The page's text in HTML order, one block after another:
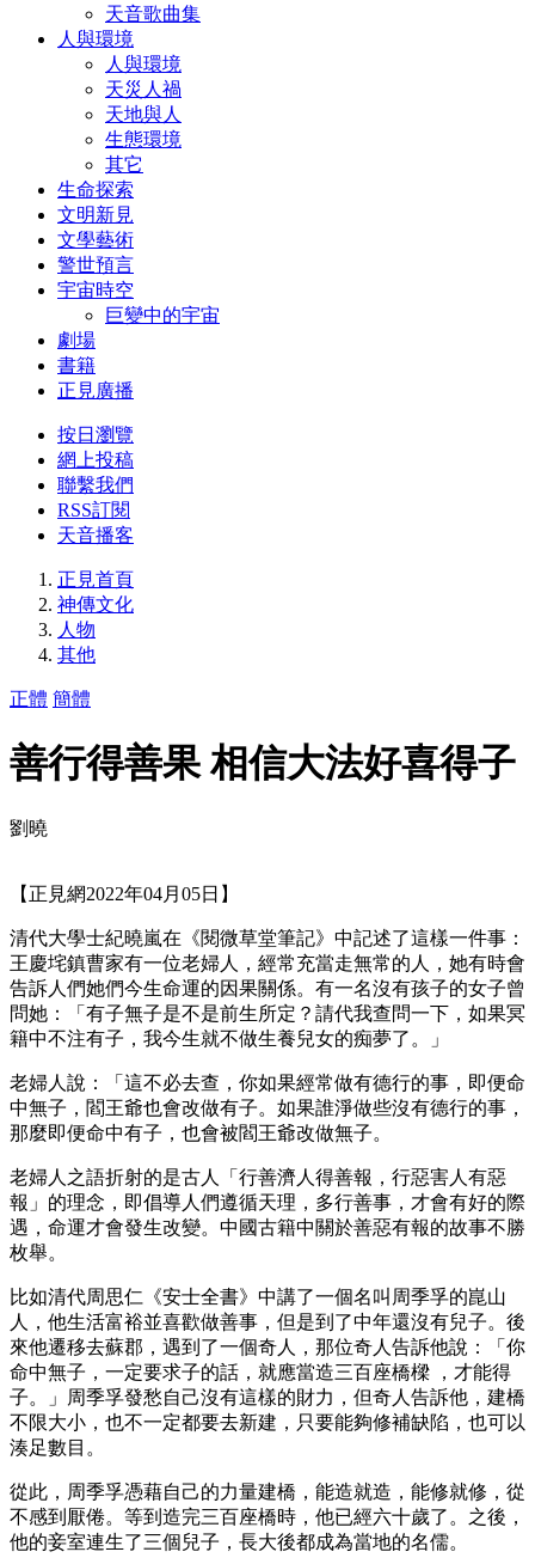
天音歌曲集
人與環境
人與環境
天災人禍
天地與人
生態環境
其它
生命探索
文明新見
文學藝術
警世預言
宇宙時空
巨變中的宇宙
劇場
書籍
正見廣播
按日瀏覽
網上投稿
聯繫我們
RSS訂閱
天音播客
正見首頁
神傳文化
人物
其他
正體 簡體
善行得善果 相信大法好喜得子
劉曉
【正見網2022年04月05日】
清代大學士紀曉嵐在《閱微草堂筆記》中記述了這樣一件事：
王慶垞鎮曹家有一位老婦人，經常充當走無常的人，她有時會
告訴人們她們今生命運的因果關係。有一名沒有孩子的女子曾
問她：「有子無子是不是前生所定？請代我查問一下，如果冥
籍中不注有子，我今生就不做生養兒女的痴夢了。」
老婦人說：「這不必去查，你如果經常做有德行的事，即便命
中無子，閻王爺也會改做有子。如果誰淨做些沒有德行的事，
那麼即便命中有子，也會被閻王爺改做無子。
老婦人之語折射的是古人「行善濟人得善報，行惡害人有惡
報」的理念，即倡導人們遵循天理，多行善事，才會有好的際
遇，命運才會發生改變。中國古籍中關於善惡有報的故事不勝
枚舉。
比如清代周思仁《安士全書》中講了一個名叫周季孚的崑山
人，他生活富裕並喜歡做善事，但是到了中年還沒有兒子。後
來他遷移去蘇郡，遇到了一個奇人，那位奇人告訴他說：「你
命中無子，一定要求子的話，就應當造三百座橋樑 ，才能得
子。」周季孚發愁自己沒有這樣的財力，但奇人告訴他，建橋
不限大小，也不一定都要去新建，只要能夠修補缺陷，也可以
湊足數目。
從此，周季孚憑藉自己的力量建橋，能造就造，能修就修，從
不感到厭倦。等到造完三百座橋時，他已經六十歲了。之後，
他的妾室連生了三個兒子，長大後都成為當地的名儒。